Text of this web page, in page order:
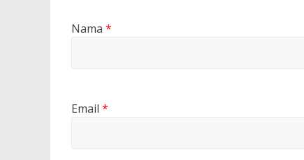
Nama *
Email *